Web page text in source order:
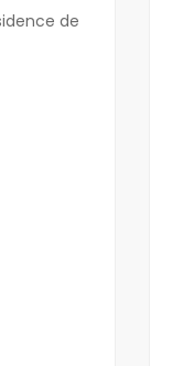
de